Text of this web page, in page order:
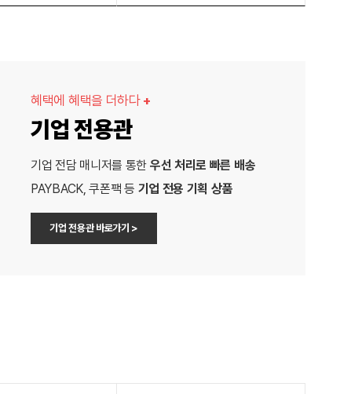
혜택에 혜택을 더하다 +
기업 전용관
기업 전담 매니저를 통한 우선 처리로 빠른 배송
PAYBACK, 쿠폰팩 등 기업 전용 기획 상품
기업 전용관 바로가기 >